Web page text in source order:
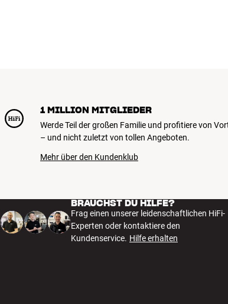
1 MILLION MITGLIEDER
Werde Teil der großen Familie und profitiere von
– und nicht zuletzt von tollen Angeboten.
Mehr über den Kundenklub
BRAUCHST DU HILFE?
Frag einen unserer leidenschaftlichen HiFi-
Experten oder kontaktiere den
Kundenservice. Hilfe erhalten